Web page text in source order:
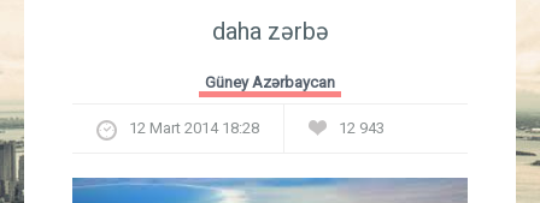
Güney Azərbaycan
daha zərbə
Güney Azərbaycan
12 Mart 2014 18:28 12 943